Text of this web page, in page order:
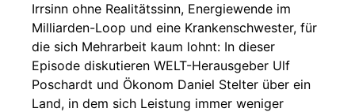
Irrsinn ohne Realitätssinn, Energiewende im
Milliarden-Loop und eine Krankenschwester, für
die sich Mehrarbeit kaum lohnt: In dieser
Episode diskutieren WELT-Herausgeber Ulf
Poschardt und Ökonom Daniel Stelter über ein
Land, in dem sich Leistung immer weniger